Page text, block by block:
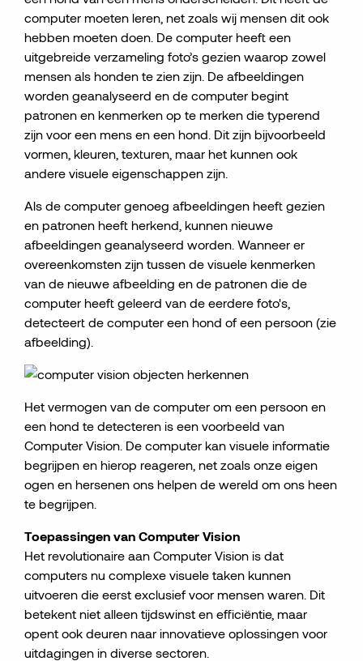
computer moeten leren, net zoals wij mensen dit ook
hebben moeten doen. De computer heeft een
uitgebreide verzameling foto’s gezien waarop zowel
mensen als honden te zien zijn. De afbeeldingen
worden geanalyseerd en de computer begint
patronen en kenmerken op te merken die typerend
zijn voor een mens en een hond. Dit zijn bijvoorbeeld
vormen, kleuren, texturen, maar het kunnen ook
andere visuele eigenschappen zijn.
Als de computer genoeg afbeeldingen heeft gezien
en patronen heeft herkend, kunnen nieuwe
afbeeldingen geanalyseerd worden. Wanneer er
overeenkomsten zijn tussen de visuele kenmerken
van de nieuwe afbeelding en de patronen die de
computer heeft geleerd van de eerdere foto's,
detecteert de computer een hond of een persoon (zie
afbeelding).
Het vermogen van de computer om een persoon en
een hond te detecteren is een voorbeeld van
Computer Vision. De computer kan visuele informatie
begrijpen en hierop reageren, net zoals onze eigen
ogen en hersenen ons helpen de wereld om ons heen
te begrijpen.
Toepassingen van Computer Vision
Het revolutionaire aan Computer Vision is dat
computers nu complexe visuele taken kunnen
uitvoeren die eerst exclusief voor mensen waren. Dit
betekent niet alleen tijdswinst en efficiëntie, maar
opent ook deuren naar innovatieve oplossingen voor
uitdagingen in diverse sectoren.